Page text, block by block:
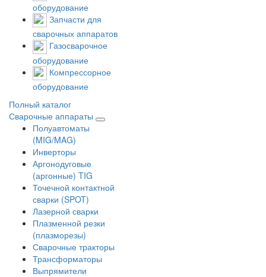
оборудование
Запчасти для
сварочных аппаратов
Газосварочное
оборудование
Компрессорное
оборудование
Полный каталог
Сварочные аппараты
Полуавтоматы
(MIG/MAG)
Инверторы
Аргонодуговые
(аргонные) TIG
Точечной контактной
сварки (SPOT)
Лазерной сварки
Плазменной резки
(плазморезы)
Сварочные тракторы
Трансформаторы
Выпрямители